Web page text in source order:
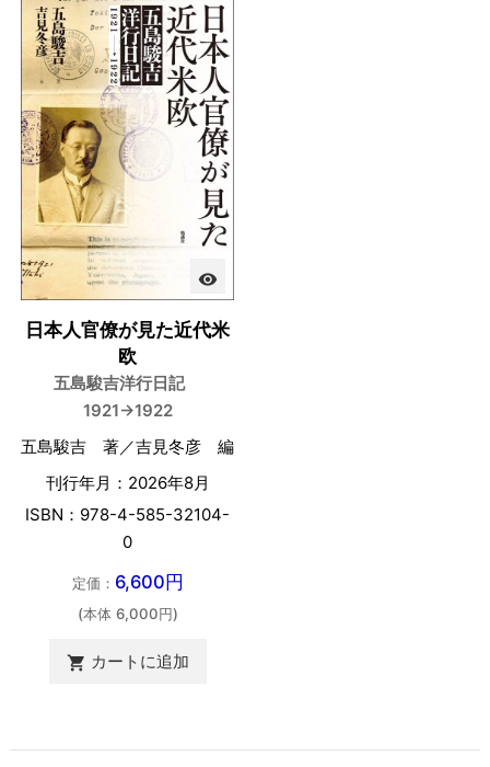
visibility
日本人官僚が見た近代米
欧
五島駿吉洋行日記
1921→1922
五島駿吉 著／吉見冬彦 編
刊行年月：2026年8月
ISBN：978-4-585-32104-
0
定価： 6,600円
(本体 6,000円)
 カートに追加